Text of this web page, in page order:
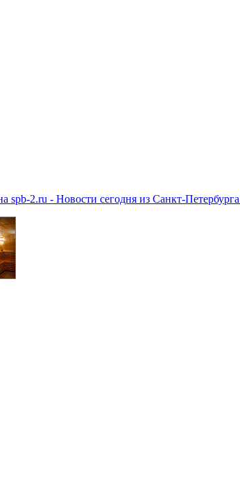
spb-2.ru - Новости сегодня из Санкт-